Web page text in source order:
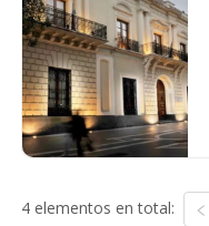
4 elementos en total: